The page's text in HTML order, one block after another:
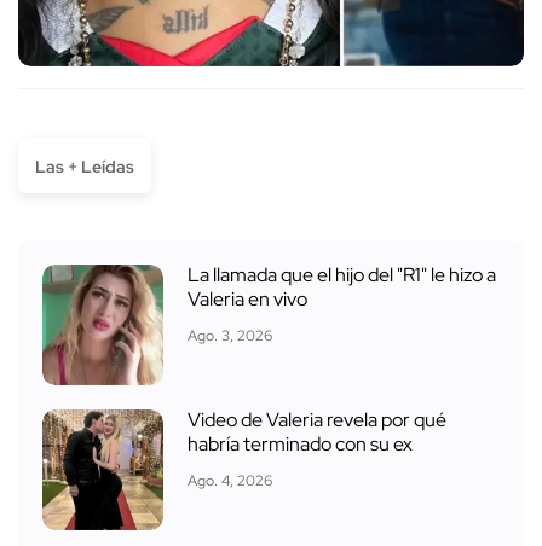
Las + Leídas
La llamada que el hijo del "R1" le hizo a
Valeria en vivo
Ago. 3, 2026
Video de Valeria revela por qué
habría terminado con su ex
Ago. 4, 2026